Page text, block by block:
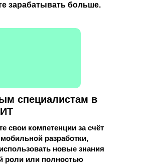
специалистам в
свои компетенции за счёт
разработки,
новые знания
роли или полностью
зарабатывать больше.
специалистам
IT